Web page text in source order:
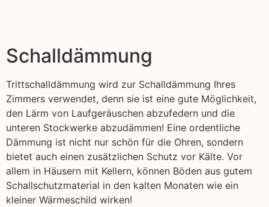
Schalldämmung
Trittschalldämmung wird zur Schalldämmung Ihres
Zimmers verwendet, denn sie ist eine gute Möglichkeit,
den Lärm von Laufgeräuschen abzufedern und die
unteren Stockwerke abzudämmen! Eine ordentliche
Dämmung ist nicht nur schön für die Ohren, sondern
bietet auch einen zusätzlichen Schutz vor Kälte. Vor
allem in Häusern mit Kellern, können Böden aus gutem
Schallschutzmaterial in den kalten Monaten wie ein
kleiner Wärmeschild wirken!